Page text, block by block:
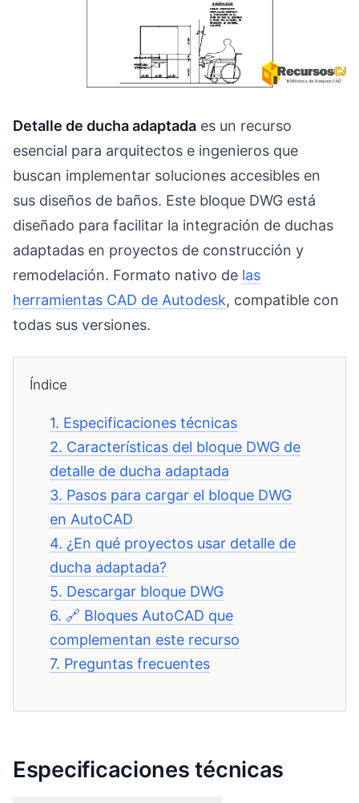
Detalle de ducha adaptada es un recurso
esencial para arquitectos e ingenieros que
buscan implementar soluciones accesibles en
sus diseños de baños. Este bloque DWG está
diseñado para facilitar la integración de duchas
adaptadas en proyectos de construcción y
remodelación. Formato nativo de las
herramientas CAD de Autodesk, compatible con
todas sus versiones.
Índice
1. Especificaciones técnicas
2. Características del bloque DWG de
detalle de ducha adaptada
3. Pasos para cargar el bloque DWG
en AutoCAD
4. ¿En qué proyectos usar detalle de
ducha adaptada?
5. Descargar bloque DWG
6. 🔗 Bloques AutoCAD que
complementan este recurso
7. Preguntas frecuentes
Especificaciones técnicas